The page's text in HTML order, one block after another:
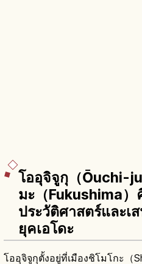
โออุจิจูกุ（Ōuchi-
มะ（Fukushima）
ประวัติศาสตร์และเ
ยุคเอโดะ
โออุจิจูกุตั้งอยู่ที่เมืองชิโมโกะ（